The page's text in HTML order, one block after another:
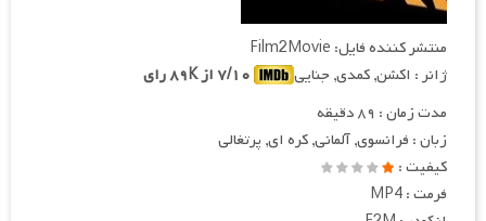
منتشر کننده فایل: Film2Movie
ژانر : اکشن, کمدی, جنایی
مدت زمان : ۸۹ دقیقه
زبان : فرانسوی, آلمانی, کره ای, پرتغالی
کیفیت :
فرمت : MP4